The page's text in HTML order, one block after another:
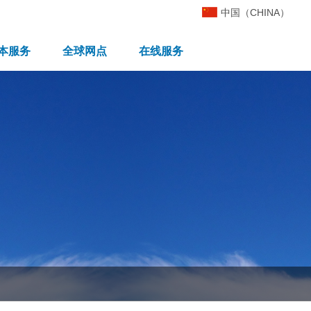
中国（CHINA）
服务 全球网点 在线服务